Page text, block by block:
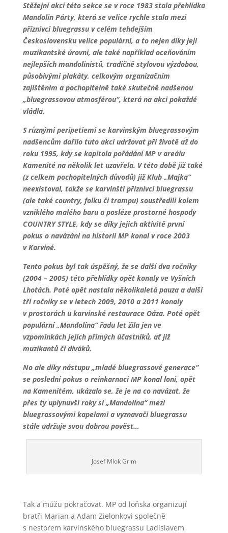
Stěžejní akcí této sekce se v roce 1983 stala přehlídka
Mandolin Párty, která se velice rychle stala mezi
příznivci bluegrassu v celém tehdejším
Československu velice populární, a to nejen díky její
muzikantské úrovni, ale také například oceňováním
nejlepších mandolinistů, tradičně stylovou výzdobou,
působivými plakáty, celkovým organizačním
zajištěním a pochopitelně také skutečně nadšenou
„bluegrassovou atmosférou“, která na akci pokaždé
vládla.
S různými peripetiemi se karvinským bluegrassovým
nadšencům dařilo tuto akci udržovat při životě až do
roku 1995, kdy se kapitola pořádání MP v areálu
Kamenité na několik let uzavřela. V této době již také
(z celkem pochopitelných důvodů) již Klub „Majka“
neexistoval, takže se karvinští příznivci bluegrassu
(ale také country, folku či trampu) soustředili kolem
vzniklého malého baru a posléze prostorné hospody
COUNTRY STYLE, kdy se díky jejich aktivitě první
pokus o navázání na historii MP konal v roce 2003
v Karviné.
Tento pokus byl tak úspěšný, že se další dva ročníky
(2004 – 2005) této přehlídky opět konaly ve Vyšních
Lhotách. Poté opět nastala několikaletá pauza a další
tři ročníky se v letech 2009, 2010 a 2011 konaly
v prostorách u karvinské restaurace Oáza. Poté opět
populární „Mandolína“ řadu let žila jen ve
vzpomínkách jejich přímých účastníků, ať již
muzikantů či diváků.
No ale díky nástupu „mladé bluegrassové generace“
se poslední pokus o reinkarnaci MP konal loni, opět
na Kamenitém, ukázalo se, že je na co navázat, že
přes ty uplynuvší roky si „Mandolína“ mezi
bluegrassovými kapelami a vyznavači bluegrassu
stále udržuje svou dobrou pověst…
Josef Mlok Grim
Tak a můžu pokračovat. MP od loňska organizují
bratři Marian a Adam Zielonkovi společně
s nestorem karvinského bluegrassu Ladislavem